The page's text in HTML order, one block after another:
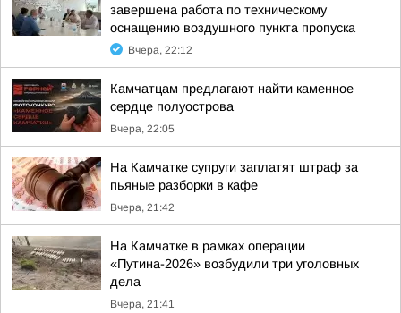
завершена работа по техническому
оснащению воздушного пункта пропуска
Вчера, 22:12
Камчатцам предлагают найти каменное
сердце полуострова
Вчера, 22:05
На Камчатке супруги заплатят штраф за
пьяные разборки в кафе
Вчера, 21:42
На Камчатке в рамках операции
«Путина-2026» возбудили три уголовных
дела
Вчера, 21:41